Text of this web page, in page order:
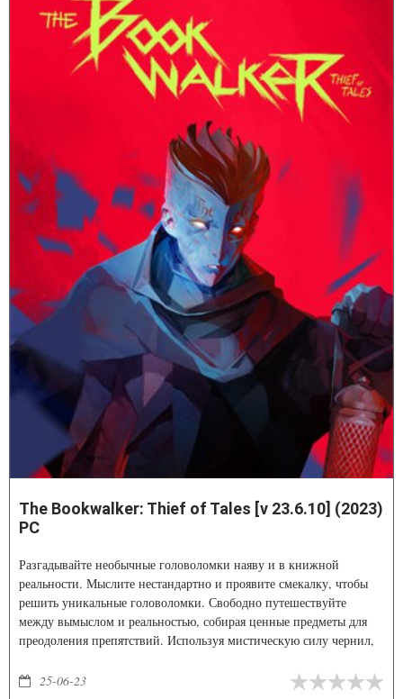
The Bookwalker: Thief of Tales [v 23.6.10] (2023)
PC
Разгадывайте необычные головоломки наяву и в книжной
реальности. Мыслите нестандартно и проявите смекалку, чтобы
решить уникальные головоломки. Свободно путешествуйте
между вымыслом и реальностью, собирая ценные предметы для
преодоления препятствий. Используя мистическую силу чернил,
глубины своим взаимодействиям и открывая новые пути для
25-06-23